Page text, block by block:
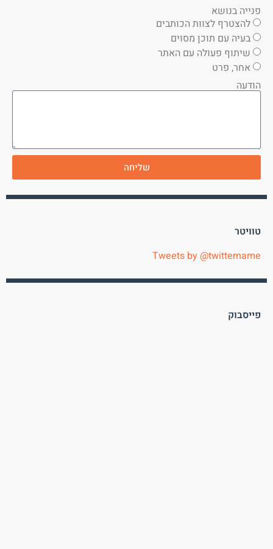
פנייה בנושא
להצטרף לצוות הכותבים
בעיה עם תוכן מסוים
שיתוף פעולה עם האתר
אחר, פרט
הודעה
שליחה
טוויטר
Tweets by @twittername
פייסבוק